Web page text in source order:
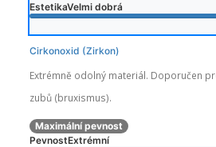
EstetikaVelmi dobrá
Cirkonoxid (Zirkon)
Extrémně odolný materiál. Doporučen
zubů (bruxismus).
Maximální pevnost
PevnostExtrémní